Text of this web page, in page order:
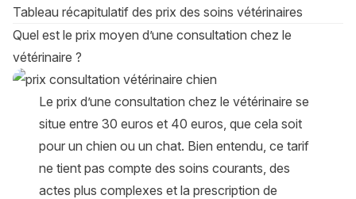
Tableau récapitulatif des prix des soins vétérinaires
Quel est le prix moyen d’une consultation chez le
vétérinaire ?
Le prix d’une consultation chez le vétérinaire se
situe entre 30 euros et 40 euros, que cela soit
pour un chien ou un chat. Bien entendu, ce tarif
ne tient pas compte des soins courants, des
actes plus complexes et la prescription de